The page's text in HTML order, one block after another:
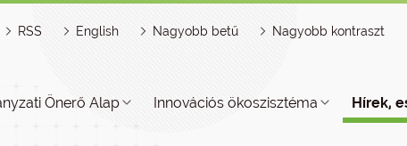
RSS English Nagyobb betű Nagyobb kontraszt
Önerő Alap Innovációs ökoszisztéma Hírek,